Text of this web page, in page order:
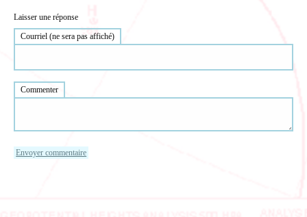
Laisser une réponse
Courriel (ne sera pas affiché)
Commenter